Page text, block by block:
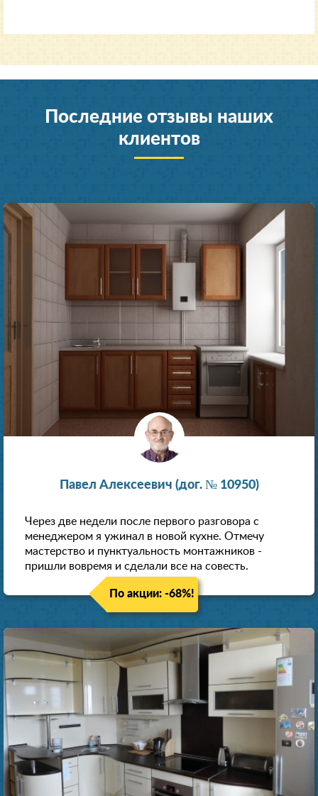
Последние отзывы наших
клиентов
Павел Алексеевич (дог. № 10950)
Через две недели после первого разговора с
менеджером я ужинал в новой кухне. Отмечу
мастерство и пунктуальность монтажников -
пришли вовремя и сделали все на совесть.
По акции: -68%!